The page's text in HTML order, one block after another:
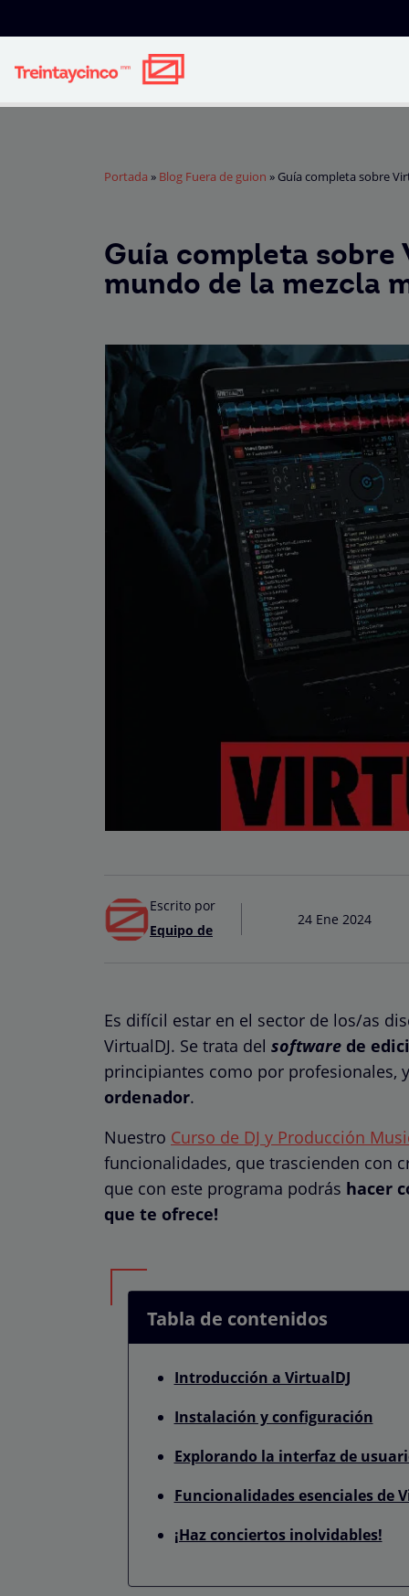
Portada » Blog Fuera de guion » Guía completa sobre
Guía completa
mundo de la mezcla
Escrito por
Equipo de
24 Ene 2024
Es difícil estar en el sector de los/as
VirtualDJ. Se trata del software de
principiantes como por profesionales,
ordenador.
Nuestro Curso de DJ y Producción
funcionalidades, que trascienden con
que con este programa podrás hacer
que te ofrece!
Tabla de contenidos
Introducción a VirtualDJ
Instalación y configuración
Explorando la interfaz de
Funcionalidades esenciales de
¡Haz conciertos inolvidables!